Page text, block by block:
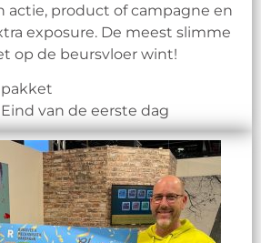
actie, product of campagne en
exposure. De meest slimme
op de beursvloer wint!
Eind van de eerste dag